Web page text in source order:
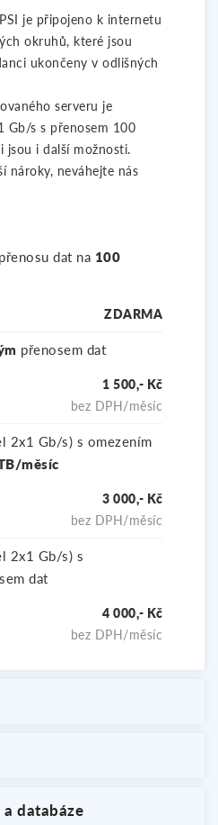
je připojeno k internetu
okruhů, které jsou
ukončeny v odlišných
serveru je
Gb/s s přenosem 100
jsou i další možnosti.
nároky, neváhejte nás
dat na 100
ZDARMA
přenosem dat
1 500,- Kč
bez DPH/měsíc
2x1 Gb/s) s omezením
měsíc
3 000,- Kč
bez DPH/měsíc
2x1 Gb/s) s
dat
4 000,- Kč
bez DPH/měsíc
databáze